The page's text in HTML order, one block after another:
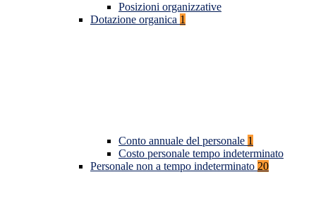
Posizioni organizzative
Dotazione organica 1
Conto annuale del personale 1
Costo personale tempo indeterminato
Personale non a tempo indeterminato 20